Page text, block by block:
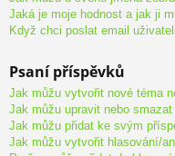
Jaká je moje hodnost a jak ji
Když chci poslat email
Psaní příspěvků
Jak můžu vytvořit nové téma
Jak můžu upravit nebo
Jak můžu přidat ke svým
Jak můžu vytvořit hlasování/